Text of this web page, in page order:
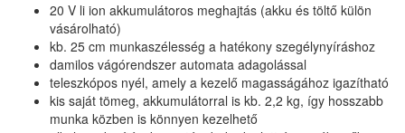
20 V li ion akkumulátoros meghajtás (akku és töltő külön
vásárolható)
kb. 25 cm munkaszélesség a hatékony szegélynyíráshoz
damilos vágórendszer automata adagolással
teleszkópos nyél, amely a kezelő magasságához igazítható
kis saját tömeg, akkumulátorral is kb. 2,2 kg, így hosszabb
munka közben is könnyen kezelhető